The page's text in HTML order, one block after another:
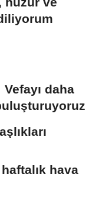
daha
hava